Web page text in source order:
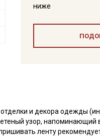
ниже
и декора одежды
узор, напоминающий
ленту